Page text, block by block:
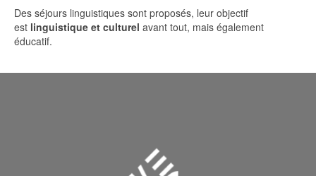
Des séjours linguistiques sont proposés, leur objectif
est linguistique et culturel avant tout, mais également
éducatif.